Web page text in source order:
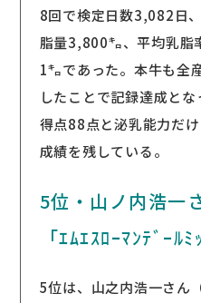
8回で検定日数3,082日
脂量3,800㌔、平均乳
1㌔であった。本牛も全
したことで記録達成と
得点88点と泌乳能力だ
成績を残している。
5位・山ノ内浩一
「ｴﾑｴｽﾛｰﾏﾝﾃﾞｰﾙﾐ
5位は、山之内浩一さん